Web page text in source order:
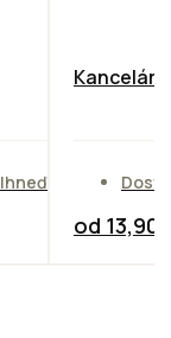
Ihneď
od 13,90